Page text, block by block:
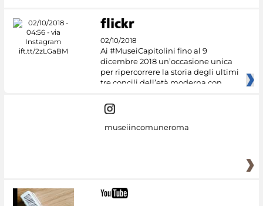
02/10/2018
Ai #MuseiCapitolini fino al 9
dicembre 2018 un’occasione unica
per ripercorrere la storia degli ultimi
tre concili dell’età moderna con
museiincomuneroma